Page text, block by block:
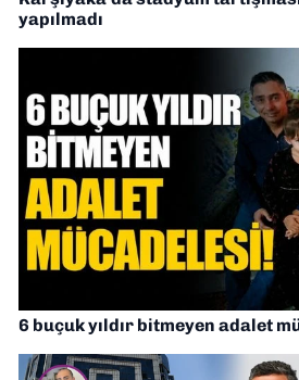
yapılmadı
6 buçuk yıldır bitmeyen adalet